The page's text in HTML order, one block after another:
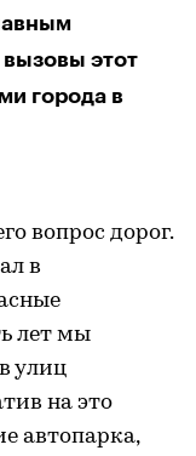
этот
города в
вопрос дорог.
в
лет мы
улиц
на это
автопарка,